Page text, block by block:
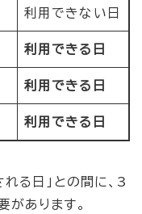
利用できない日
利用できる日
利用できる日
利用できる日
れる日」との間に、3
があります。